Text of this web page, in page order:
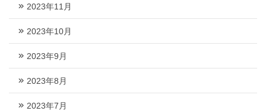
2023年11月
2023年10月
2023年9月
2023年8月
2023年7月